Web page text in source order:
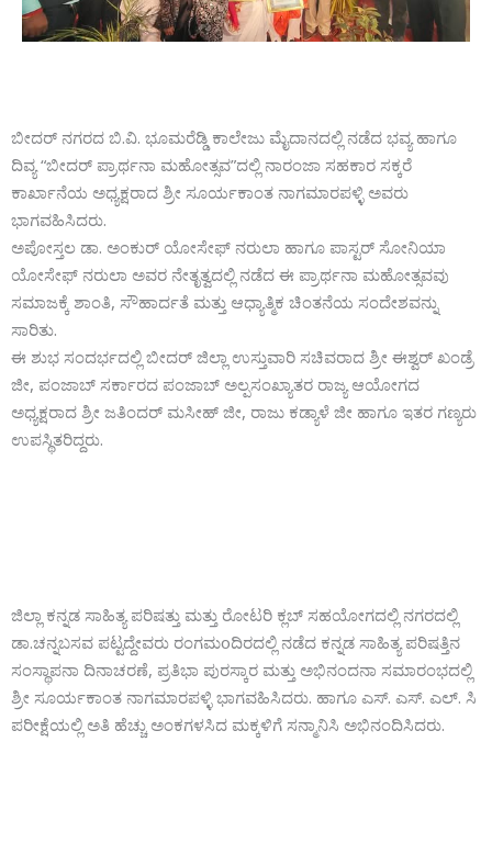
ಬೀದರ್ ನಗರದ ಬಿ.ವಿ. ಭೂಮರೆಡ್ಡಿ ಕಾಲೇಜು ಮೈದಾನದಲ್ಲಿ ನಡೆದ ಭವ್ಯ ಹಾಗೂ
ದಿವ್ಯ “ಬೀದರ್ ಪ್ರಾರ್ಥನಾ ಮಹೋತ್ಸವ”ದಲ್ಲಿ ನಾರಂಜಾ ಸಹಕಾರ ಸಕ್ಕರೆ
ಕಾರ್ಖಾನೆಯ ಅಧ್ಯಕ್ಷರಾದ ಶ್ರೀ ಸೂರ್ಯಕಾಂತ ನಾಗಮಾರಪಳ್ಳಿ ಅವರು
ಭಾಗವಹಿಸಿದರು.
ಅಪೋಸ್ತಲ ಡಾ. ಅಂಕುರ್ ಯೋಸೇಫ್ ನರುಲಾ ಹಾಗೂ ಪಾಸ್ಟರ್ ಸೋನಿಯಾ
ಯೋಸೇಫ್ ನರುಲಾ ಅವರ ನೇತೃತ್ವದಲ್ಲಿ ನಡೆದ ಈ ಪ್ರಾರ್ಥನಾ ಮಹೋತ್ಸವವು
ಸಮಾಜಕ್ಕೆ ಶಾಂತಿ, ಸೌಹಾರ್ದತೆ ಮತ್ತು ಆಧ್ಯಾತ್ಮಿಕ ಚಿಂತನೆಯ ಸಂದೇಶವನ್ನು
ಸಾರಿತು.
ಈ ಶುಭ ಸಂದರ್ಭದಲ್ಲಿ ಬೀದರ್ ಜಿಲ್ಲಾ ಉಸ್ತುವಾರಿ ಸಚಿವರಾದ ಶ್ರೀ ಈಶ್ವರ್ ಖಂಡ್ರೆ
ಜೀ, ಪಂಜಾಬ್ ಸರ್ಕಾರದ ಪಂಜಾಬ್ ಅಲ್ಪಸಂಖ್ಯಾತರ ರಾಜ್ಯ ಆಯೋಗದ
ಅಧ್ಯಕ್ಷರಾದ ಶ್ರೀ ಜತಿಂದರ್ ಮಸೀಹ್ ಜೀ, ರಾಜು ಕಡ್ಯಾಳೆ ಜೀ ಹಾಗೂ ಇತರ ಗಣ್ಯರು
ಉಪಸ್ಥಿತರಿದ್ದರು.
ಜಿಲ್ಲಾ ಕನ್ನಡ ಸಾಹಿತ್ಯ ಪರಿಷತ್ತು ಮತ್ತು ರೋಟರಿ ಕ್ಲಬ್ ಸಹಯೋಗದಲ್ಲಿ ನಗರದಲ್ಲಿ
ಡಾ.ಚನ್ನಬಸವ ಪಟ್ಟದ್ದೇವರು ರಂಗಮoದಿರದಲ್ಲಿ ನಡೆದ ಕನ್ನಡ ಸಾಹಿತ್ಯ ಪರಿಷತ್ತಿನ
ಸಂಸ್ಥಾಪನಾ ದಿನಾಚರಣೆ, ಪ್ರತಿಭಾ ಪುರಸ್ಕಾರ ಮತ್ತು ಅಭಿನಂದನಾ ಸಮಾರಂಭದಲ್ಲಿ
ಶ್ರೀ ಸೂರ್ಯಕಾಂತ ನಾಗಮಾರಪಳ್ಳಿ ಭಾಗವಹಿಸಿದರು. ಹಾಗೂ ಎಸ್. ಎಸ್. ಎಲ್. ಸಿ
ಪರೀಕ್ಷೆಯಲ್ಲಿ ಅತಿ ಹೆಚ್ಚು ಅಂಕಗಳಸಿದ ಮಕ್ಕಳಿಗೆ ಸನ್ಮಾನಿಸಿ ಅಭಿನಂದಿಸಿದರು.